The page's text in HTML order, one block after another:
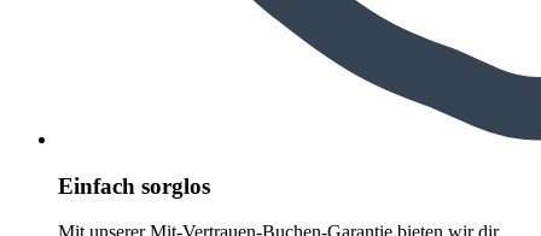
Einfach sorglos